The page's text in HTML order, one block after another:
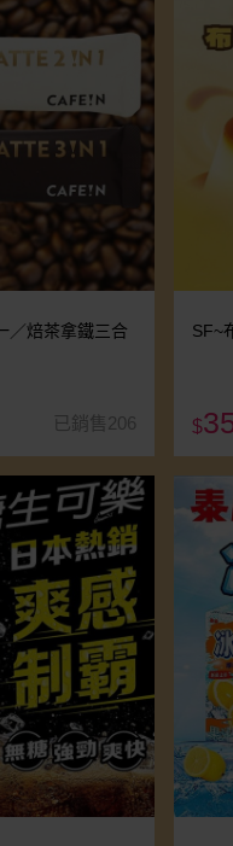
／焙茶拿鐵三合
已銷售206
SF~
$